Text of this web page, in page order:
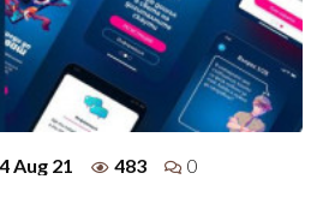
Aug 21 483 0